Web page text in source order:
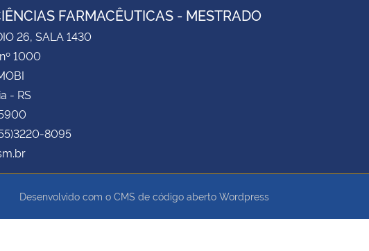
FARMACÊUTICAS - MESTRADO
26, SALA 1430
1000
- RS
8095
Desenvolvido com o CMS de código aberto Wordpress